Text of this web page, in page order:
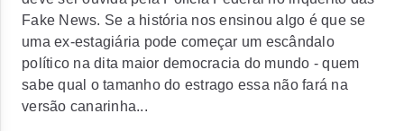
Fake News. Se a história nos ensinou algo é que se
uma ex-estagiária pode começar um escândalo
político na dita maior democracia do mundo - quem
sabe qual o tamanho do estrago essa não fará na
versão canarinha...